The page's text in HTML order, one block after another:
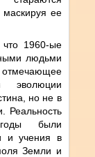
маскируя ее
1960-ые
людьми
эволюции
но не в
Реальность
были
и учения в
Земли и